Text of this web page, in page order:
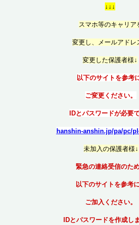
↓↓↓
スマホ等のキャリア
変更し、メールアドレ
変更した保護者様↓
以下のサイトを参考に
ご変更ください。
IDとパスワードが必要で
hanshin-anshin.jp/pa/pc/
未加入の保護者様↓
緊急の連絡受信のため
以下のサイトを参考に
ご加入ください。
IDとパスワードを作成し